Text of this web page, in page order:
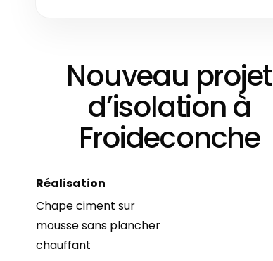
Nouveau projet
d’isolation à
Froideconche
Réalisation
Chape ciment sur
mousse sans plancher
chauffant